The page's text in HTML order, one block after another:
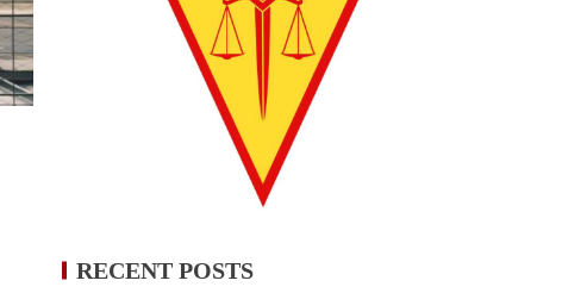
RECENT POSTS